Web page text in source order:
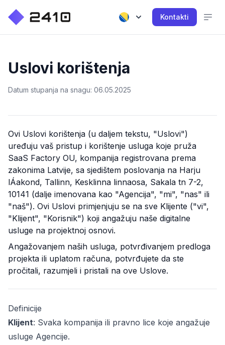
Kontakti
Uslovi korištenja
Datum stupanja na snagu: 06.05.2025
Ovi Uslovi korištenja (u daljem tekstu, "Uslovi")
uređuju vaš pristup i korištenje usluga koje pruža
SaaS Factory OU, kompanija registrovana prema
zakonima Latvije, sa sjedištem poslovanja na Harju
lÁakond, Tallinn, Kesklinna linnaosa, Sakala tn 7-2,
10141 (dalje imenovana kao "Agencija", "mi", "nas" ili
"naš"). Ovi Uslovi primjenjuju se na sve Klijente ("vi",
"Klijent", "Korisnik") koji angažuju naše digitalne
usluge na projektnoj osnovi.
Angažovanjem naših usluga, potvrđivanjem predloga
projekta ili uplatom računa, potvrđujete da ste
pročitali, razumjeli i pristali na ove Uslove.
Definicije
Klijent: Svaka kompanija ili pravno lice koje angažuje
usluge Agencije.